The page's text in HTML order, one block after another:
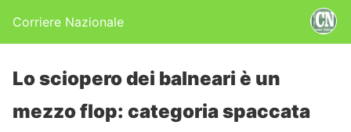
Corriere Nazionale
Lo sciopero dei balneari è un
mezzo flop: categoria spaccata